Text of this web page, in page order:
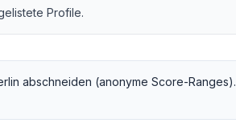
Profile.
abschneiden (anonyme Score-Ranges).